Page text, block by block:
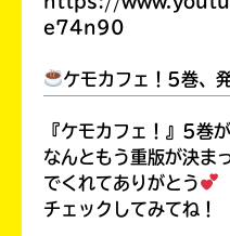
e74n90
ケモカフェ！5巻、
『ケモカフェ！』5巻
なんともう重版が決
でくれてありがとう
チェックしてみてね！